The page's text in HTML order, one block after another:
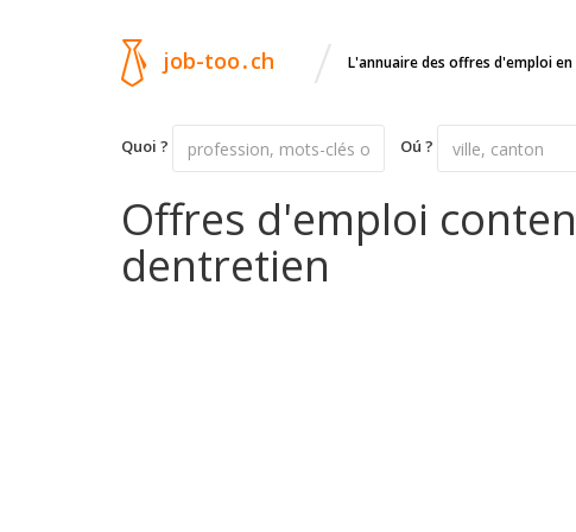
job-too.ch / L'annuaire des offres d'emploi en
Quoi ? Oú ?
Offres d'emploi
dentretien